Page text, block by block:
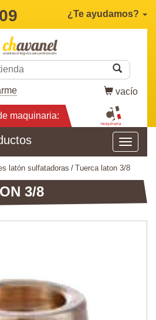
¿Te ayudamos?
vacío
maquinaria:
latón sulfatadoras tuerca laton 3/8
3/8